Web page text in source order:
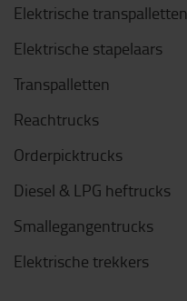
Elektrische transpalletten
Elektrische stapelaars
Transpalletten
Reachtrucks
Orderpicktrucks
Diesel & LPG heftrucks
Smallegangentrucks
Elektrische trekkers